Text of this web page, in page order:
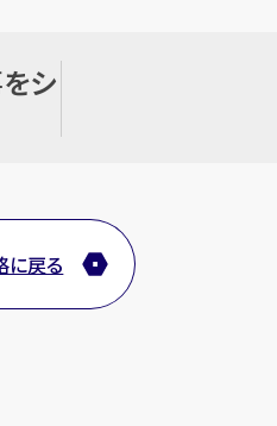
シ
に戻る